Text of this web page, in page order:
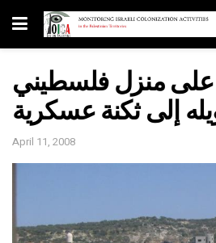
على منزل فلسطيني
إلى ثكنة عسكرية
April 11, 2008